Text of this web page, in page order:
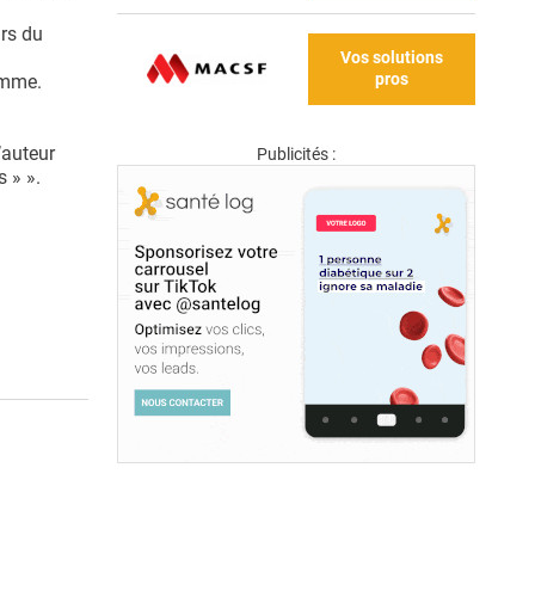
du
» ».
Vos solutions
pros
Publicités :